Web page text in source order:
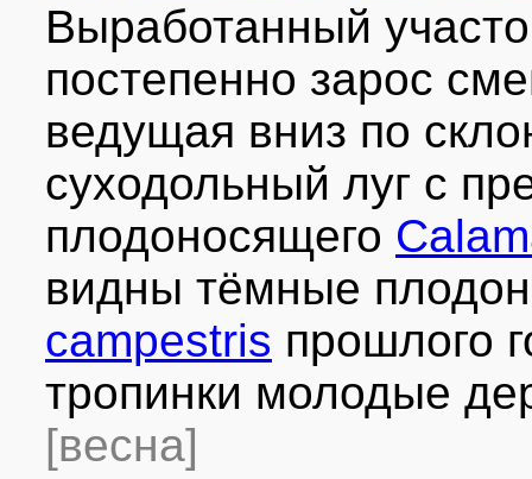
Выработанный
постепенно зарос
ведущая вниз по
суходольный луг с
плодоносящего
видны тёмные
campestris прошлого
тропинки молодые
[весна]